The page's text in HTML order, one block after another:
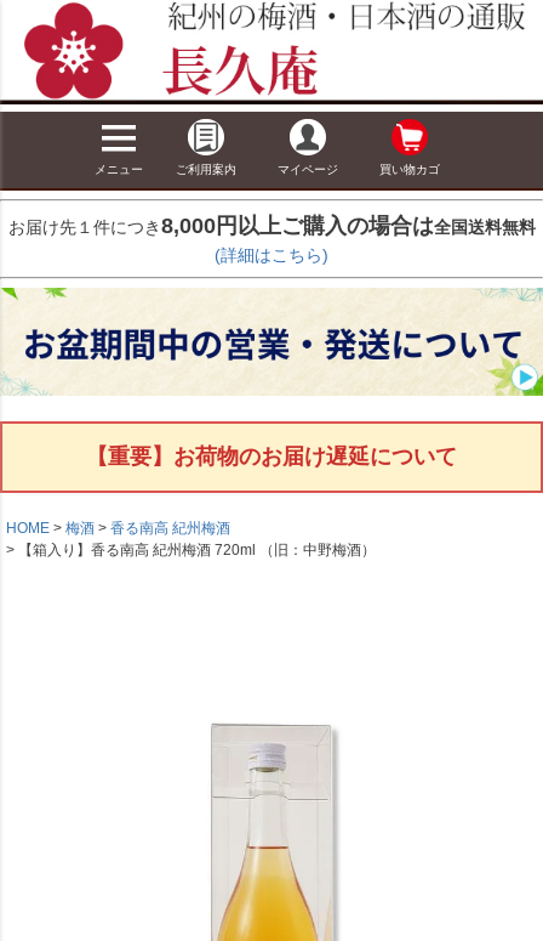
メニュー ご利用案内 マイページ 買い物カゴ
お届け先１件につき8,000円以上ご購入の場合は全国送料無料
(詳細はこちら)
【重要】お荷物のお届け遅延について
HOME 梅酒
香る南高 紀州梅酒
【箱入り】香る南高 紀州梅酒 720ml （旧：中野梅酒）